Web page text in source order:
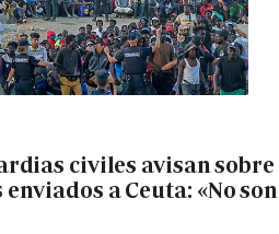
civiles avisan sobre
a Ceuta: «No son